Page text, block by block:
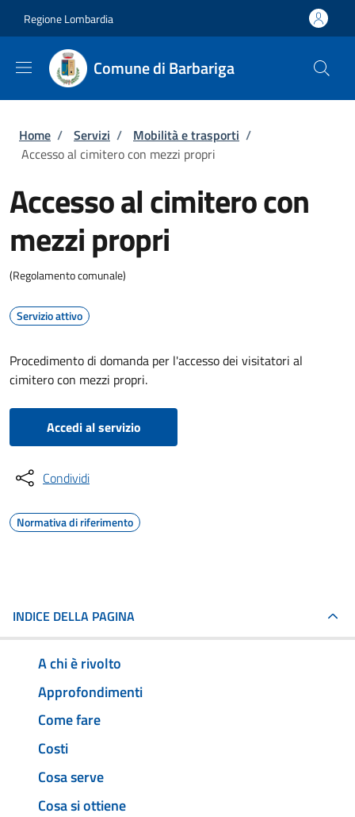
Regione Lombardia
Comune di Barbariga
Briciole di pane
Home / Servizi / Mobilità e trasporti /
Accesso al cimitero con mezzi propri
Accesso al cimitero con
mezzi propri
(Regolamento comunale)
Servizio attivo
Procedimento di domanda per l'accesso dei visitatori al
cimitero con mezzi propri.
Accedi al servizio
Condividi
Normativa di riferimento
INDICE DELLA PAGINA
A chi è rivolto
Approfondimenti
Come fare
Costi
Cosa serve
Cosa si ottiene